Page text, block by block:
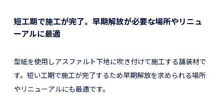
短工期で施工が完了。早期解放が必要な場所やリニュ
ーアルに最適
型紙を使用しアスファルト下地に吹き付けて施工する舗装材で
す。短い工期で施工が完了するため早期解放を求められる場所
やリニューアルにも最適です。